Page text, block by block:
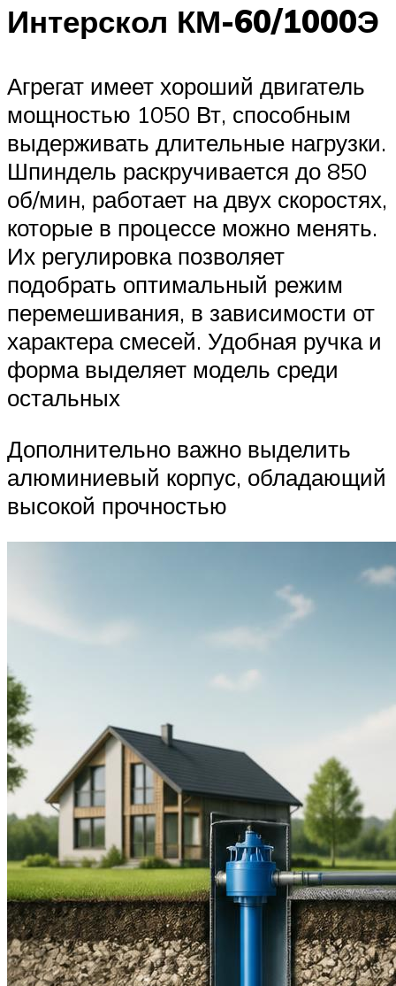
Интерскол КМ-60/1000Э
Агрегат имеет хороший двигатель
мощностью 1050 Вт, способным
выдерживать длительные нагрузки.
Шпиндель раскручивается до 850
об/мин, работает на двух скоростях,
которые в процессе можно менять.
Их регулировка позволяет
подобрать оптимальный режим
перемешивания, в зависимости от
характера смесей. Удобная ручка и
форма выделяет модель среди
остальных
Дополнительно важно выделить
алюминиевый корпус, обладающий
высокой прочностью